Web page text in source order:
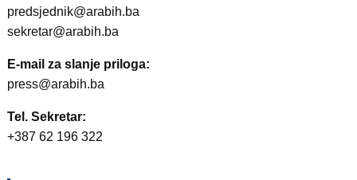
predsjednik@arabih.ba
sekretar@arabih.ba
E-mail za slanje priloga:
press@arabih.ba
Tel. Sekretar:
+387 62 196 322